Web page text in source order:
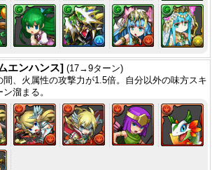
エンハンス] (17→9ターン)
間、火属性の攻撃力が1.5倍。自分以外の味方スキ
溜まる。